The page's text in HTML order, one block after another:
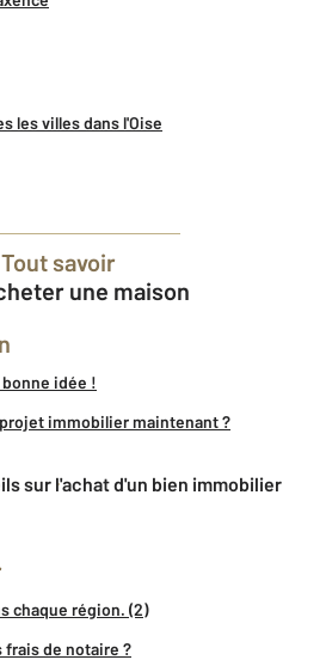
les villes dans l'Oise
Tout savoir
une maison
idée !
immobilier maintenant ?
sur l'achat d'un bien immobilier
chaque région. (2)
de notaire ?